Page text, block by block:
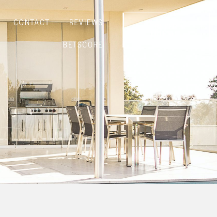
CONTACT
REVIEWS
BETSCORE